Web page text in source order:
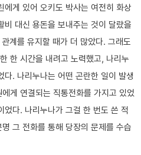
에게 있어 오키도 박사는 여전히 화상
대신 용돈을 보내주는 것이 달랐을
계를 유지할 때가 더 많았다. 그래도
한 시간을 내려고 노력했고, 나리누
다. 나리누나는 어떤 곤란한 일이 발생
게 연결되는 직통전화를 가지고 있었
다. 나리누나가 그걸 한 번도 쓴 적
그 전화를 통해 당장의 문제를 수습